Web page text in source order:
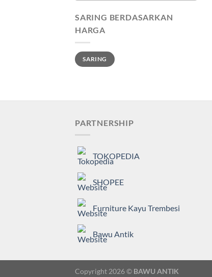
SARING BERDASARKAN
HARGA
Harga
terendah
Harga
tertinggi
SARING
PARTNERSHIP
TOKOPEDIA
SHOPEE
Furniture Kayu Trembesi
Bawu Antik
Copyright 2026 © BAWU ANTIK